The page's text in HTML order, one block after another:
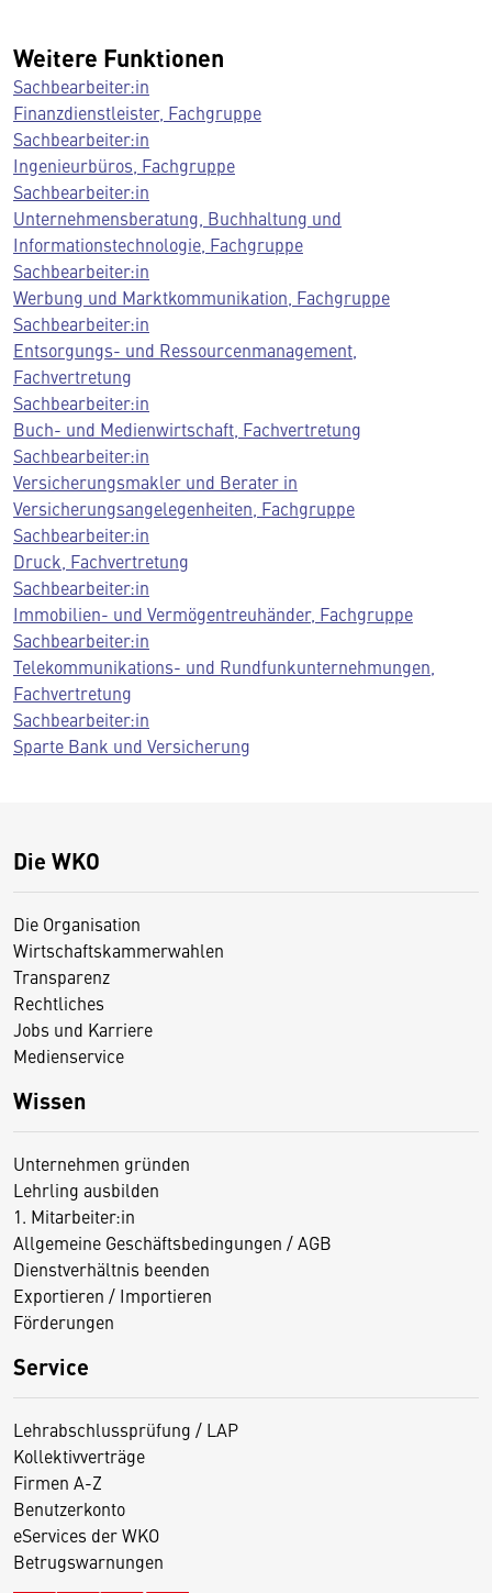
Weitere Funktionen
Sachbearbeiter:in
Finanzdienstleister, Fachgruppe
Sachbearbeiter:in
Ingenieurbüros, Fachgruppe
Sachbearbeiter:in
Unternehmensberatung, Buchhaltung und
Informationstechnologie, Fachgruppe
Sachbearbeiter:in
Werbung und Marktkommunikation, Fachgruppe
Sachbearbeiter:in
Entsorgungs- und Ressourcenmanagement,
Fachvertretung
Sachbearbeiter:in
Buch- und Medienwirtschaft, Fachvertretung
Sachbearbeiter:in
Versicherungsmakler und Berater in
Versicherungsangelegenheiten, Fachgruppe
Sachbearbeiter:in
Druck, Fachvertretung
Sachbearbeiter:in
Immobilien- und Vermögentreuhänder, Fachgruppe
Sachbearbeiter:in
Telekommunikations- und Rundfunkunternehmungen,
Fachvertretung
Sachbearbeiter:in
Sparte Bank und Versicherung
Die WKO
Die Organisation
Wirtschaftskammerwahlen
Transparenz
Rechtliches
Jobs und Karriere
Medienservice
Wissen
Unternehmen gründen
Lehrling ausbilden
1. Mitarbeiter:in
Allgemeine Geschäftsbedingungen / AGB
Dienstverhältnis beenden
Exportieren / Importieren
Förderungen
Service
Lehrabschlussprüfung / LAP
Kollektivverträge
Firmen A-Z
Benutzerkonto
eServices der WKO
Betrugswarnungen